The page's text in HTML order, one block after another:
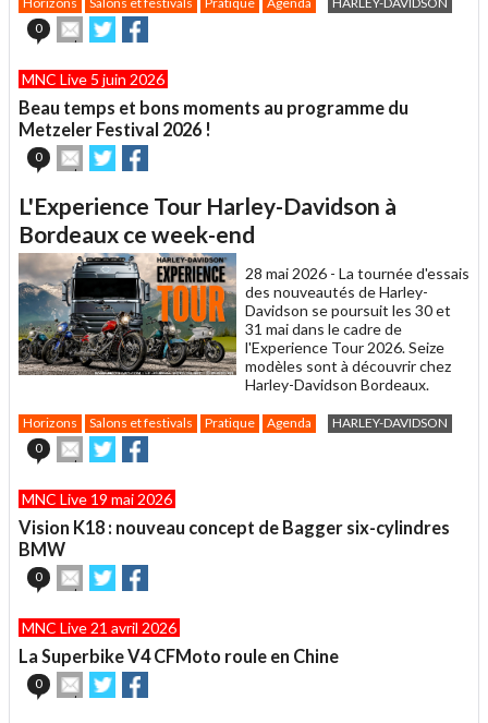
0
Envoyer
cet
à
un
ami
Partager
sur sur
MNC Live 5 juin 2026
Beau temps et bons moments au programme du
Metzeler Festival 2026 !
0
Envoyer
cet
à
un
ami
Partager
sur sur
L'Experience Tour Harley-Davidson à
Bordeaux ce week-end
28 mai 2026 - La tournée d'essais
des nouveautés de Harley-
Davidson se poursuit les 30 et
31 mai dans le cadre de
l'Experience Tour 2026. Seize
modèles sont à découvrir chez
Harley-Davidson Bordeaux.
Horizons Salons et festivals Pratique Agenda
HARLEY-DAVIDSON
0
Envoyer
cet
à
ami
Partager
sur sur
MNC Live 19 mai 2026
Vision K18 : nouveau concept de Bagger six-cylindres
BMW
0
Envoyer
cet
à
ami
Partager
sur sur
MNC Live 21 avril 2026
La Superbike V4 CFMoto roule en Chine
0
Envoyer
cet
Partager
sur sur